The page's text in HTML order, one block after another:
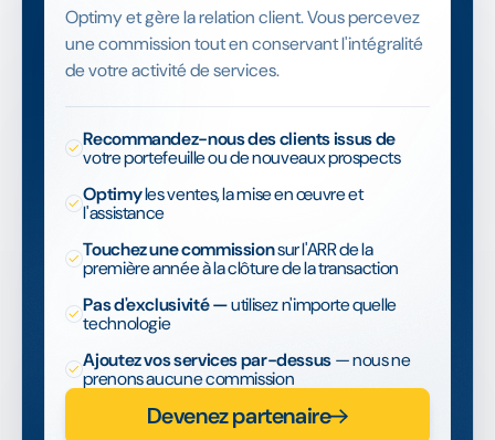
Optimy et gère la relation client. Vous percevez
une commission tout en conservant l'intégralité
de votre activité de services.
Recommandez-nous des clients issus de
votre portefeuille ou de nouveaux prospects
Optimyles ventes, la mise en œuvre et
l'assistance
Touchez une commissionsur l'ARR de la
première année à la clôture de la transaction
Pas d'exclusivité —utilisez n'importe quelle
technologie
Ajoutez vos services par-dessus— nous ne
prenons aucune commission
Devenez partenaire